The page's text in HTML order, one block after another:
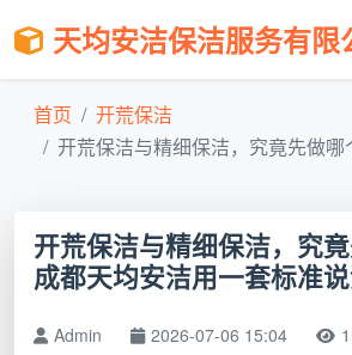
天均安洁保洁服务有限
首页
开荒保洁
开荒保洁与精细保洁，究竟先做哪
开荒保洁与精细保洁，究竟
成都天均安洁用一套标准
Admin 2026-07-06 15:04